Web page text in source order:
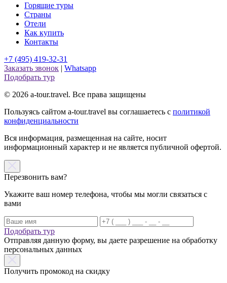
Горящие туры
Страны
Отели
Как купить
Контакты
+7 (495) 419-32-31
Заказать звонок | Whatsapp
Подобрать тур
© 2026 a-tour.travel. Все права защищены
Пользуясь сайтом a-tour.travel вы соглашаетесь с политикой
конфиденциальности
Вся информация, размещенная на сайте, носит
информационный характер и не является публичной офертой.
Перезвонить вам?
Укажите ваш номер телефона, чтобы мы могли связаться с
вами
Подобрать тур
Отправляя данную форму, вы даете разрешение на обработку
персональных данных
Получить промокод на скидку